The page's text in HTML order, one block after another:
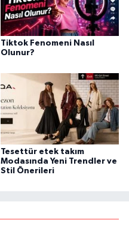
Tiktok Fenomeni Nasıl
Olunur?
Tesettür etek takım
Modasında Yeni Trendler ve
Stil Önerileri